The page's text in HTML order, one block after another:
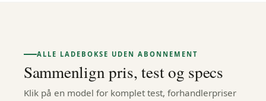
ALLE LADEBOKSE UDEN ABONNEMENT
Sammenlign pris, test og specs
Klik på en model for komplet test, forhandlerpriser